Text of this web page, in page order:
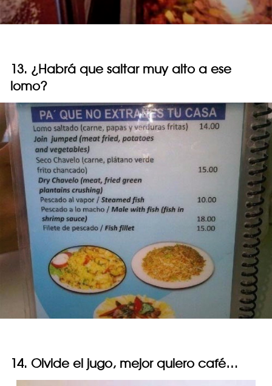
13. ¿Habrá que saltar muy alto a ese
lomo?
14. Olvide el jugo, mejor quiero café…